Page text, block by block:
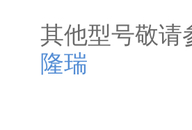
其他型号敬请
隆瑞